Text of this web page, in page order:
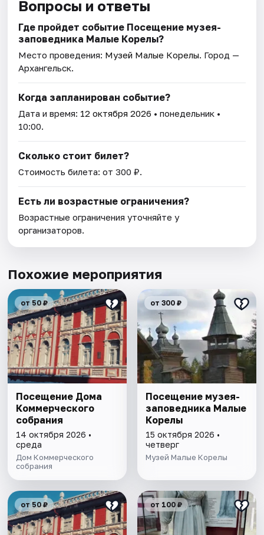
Вопросы и ответы
Где пройдет событие Посещение музея-
заповедника Малые Корелы?
Место проведения: Музей Малые Корелы. Город —
Архангельск.
Когда запланирован событие?
Дата и время: 12 октября 2026 • понедельник •
10:00.
Сколько стоит билет?
Стоимость билета: от 300 ₽.
Есть ли возрастные ограничения?
Возрастные ограничения уточняйте у
организаторов.
Похожие мероприятия
от 50 ₽
Посещение Дома
Коммерческого
собрания
14 октября 2026 •
среда
Дом Коммерческого
собрания
от 300 ₽
Посещение музея-
заповедника Малые
Корелы
15 октября 2026 •
четверг
Музей Малые Корелы
от 50 ₽ от 100 ₽